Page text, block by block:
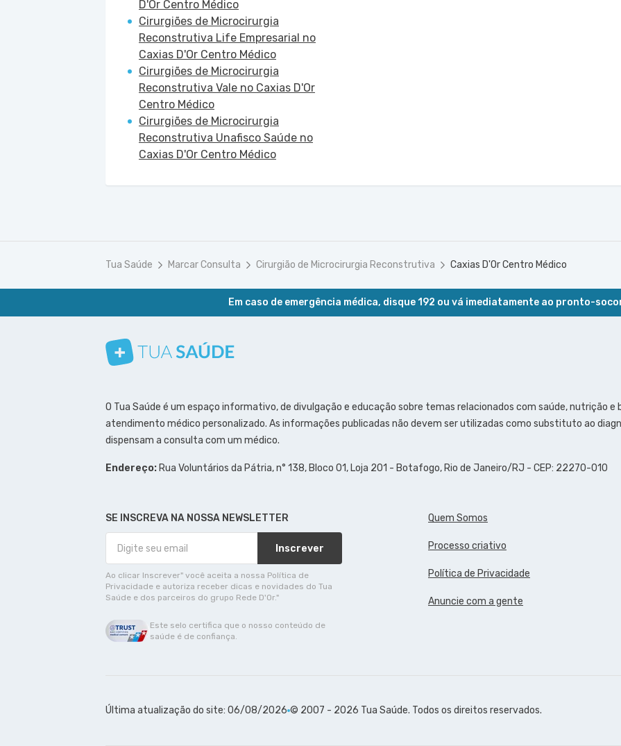
D'Or Centro Médico
Cirurgiões de Microcirurgia
Reconstrutiva Life Empresarial no
Caxias D'Or Centro Médico
Cirurgiões de Microcirurgia
Reconstrutiva Vale no Caxias D'Or
Centro Médico
Cirurgiões de Microcirurgia
Reconstrutiva Unafisco Saúde no
Caxias D'Or Centro Médico
Tua Saúde Marcar Consulta Cirurgião de Microcirurgia Reconstrutiva Caxias D'Or Centro Médico
Em caso de emergência médica, disque 192 ou vá imediatamente ao pronto-
Conheça nosso canal
Siga a gente no Instagram
Siga a gente no Facebook
Siga a gente no Pinterest
O Tua Saúde é um espaço informativo, de divulgação e educação sobre temas relacionados com saúde, nutrição
atendimento médico personalizado. As informações publicadas não devem ser utilizadas como substituto ao
dispensam a consulta com um médico.
Endereço: Rua Voluntários da Pátria, n° 138, Bloco 01, Loja 201 - Botafogo, Rio de Janeiro/RJ - CEP: 22270-010
SE INSCREVA NA NOSSA NEWSLETTER
Inscrever
Ao clicar Inscrever" você aceita a nossa Política de
Privacidade e autoriza receber dicas e novidades do Tua
Saúde e dos parceiros do grupo Rede D'Or."
Quem Somos
Processo criativo
Política de Privacidade
Anuncie com a gente
Este selo certifica que o nosso conteúdo de
saúde é de confiança.
Última atualização do site: 06/08/2026 © 2007 - 2026 Tua Saúde. Todos os direitos reservados.